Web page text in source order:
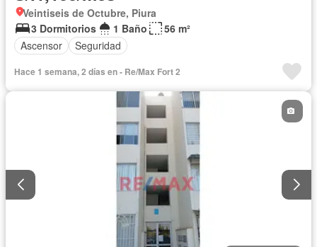
Veintiseis de Octubre, Piura
3 Dormitorios
1 Baño
56 m²
Ascensor
Seguridad
Hace 1 semana, 2 días en - Re/Max Fort 2